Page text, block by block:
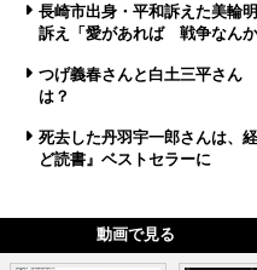
長崎市出身・平和訴えた美輪
訴え「愛があれば 戦争なんか
つげ義春さんと白土三平さん
は？
死去した丹羽宇一郎さんは、
ど読書』ベストセラーに
動画で見る